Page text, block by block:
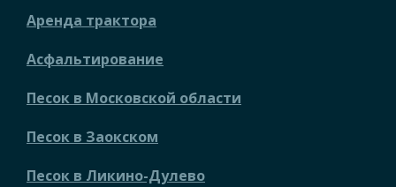
Аренда трактора
Асфальтирование
Песок в Московской области
Песок в Заокском
Песок в Ликино-Дулево